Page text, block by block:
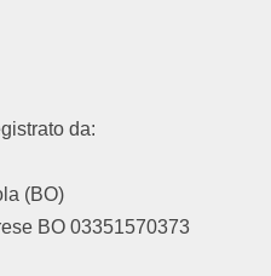
da:
(BO)
BO 03351570373